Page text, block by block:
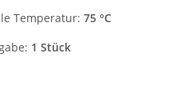
Temperatur: 75 °C
1 Stück